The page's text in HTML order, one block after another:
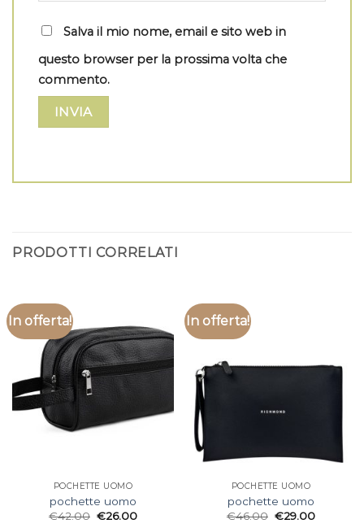
Salva il mio nome, email e sito web in
questo browser per la prossima volta che
commento.
PRODOTTI CORRELATI
In offerta!
POCHETTE UOMO
pochette uomo
€42.00 €26.00
In offerta!
POCHETTE UOMO
pochette uomo
€46.00 €29.00